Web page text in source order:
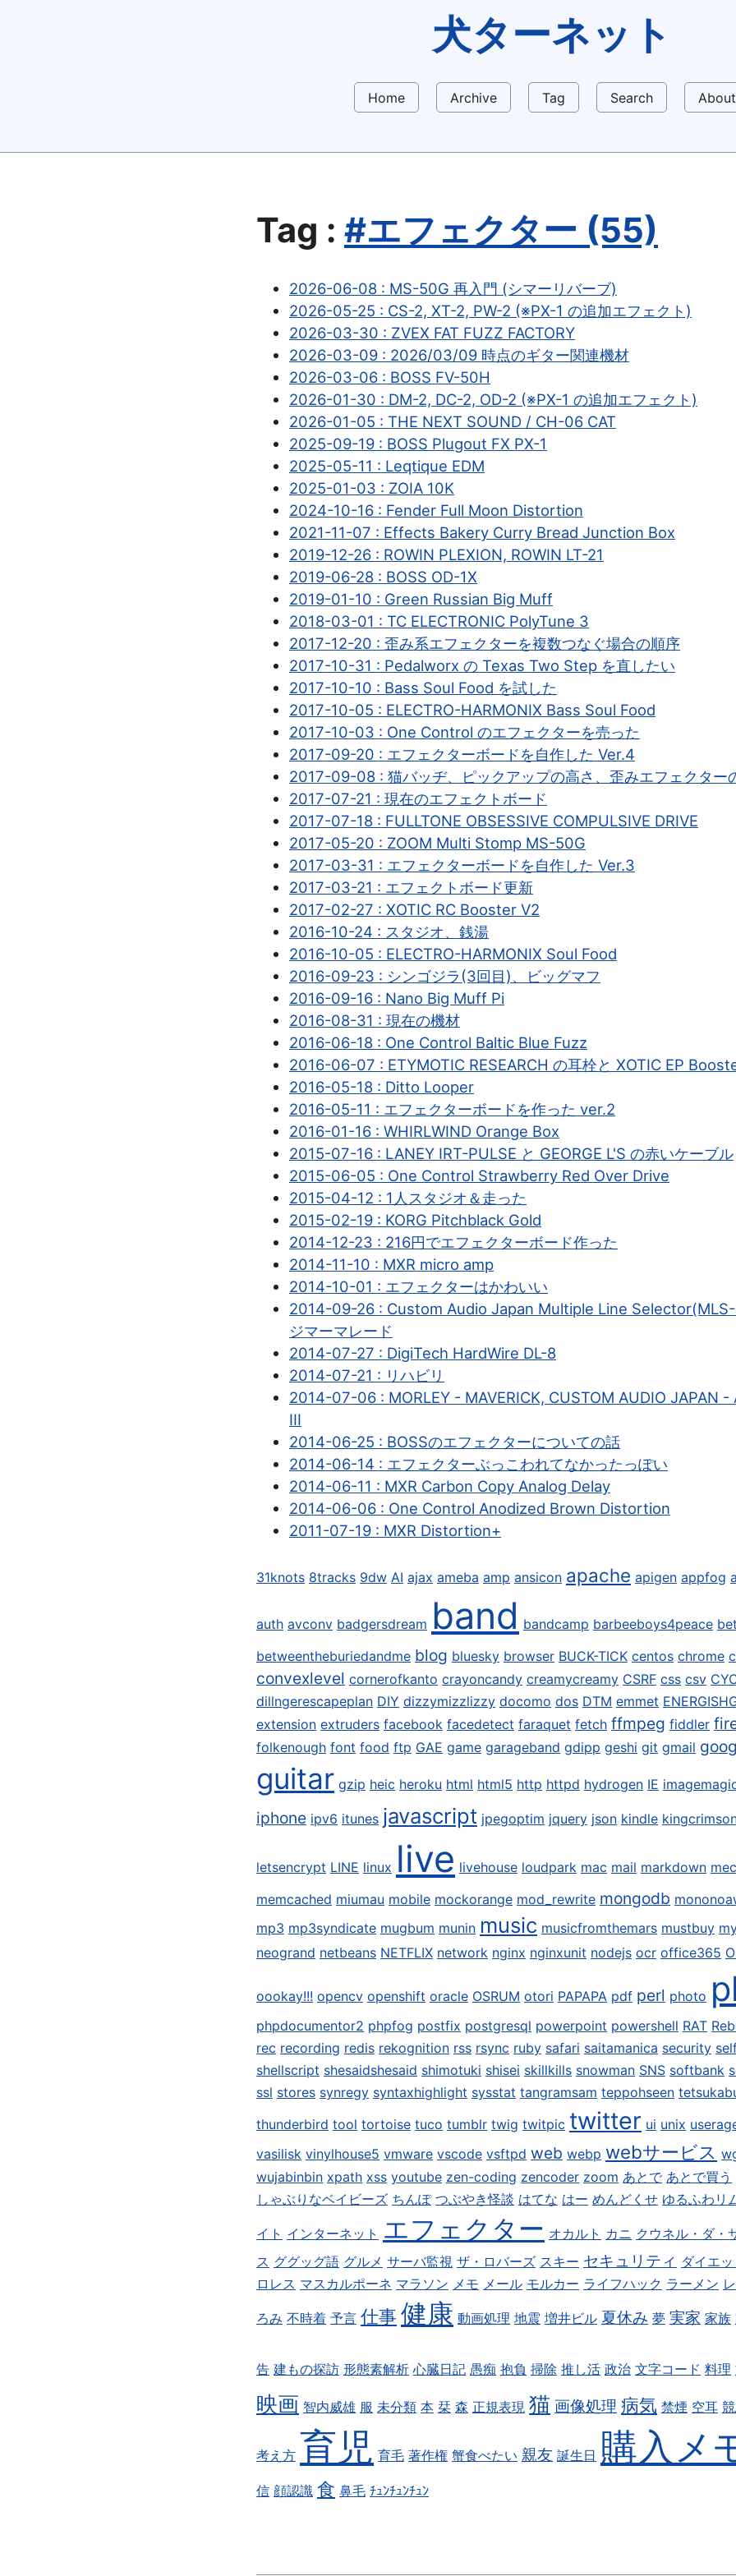
犬ターネット
Home Archive Tag Search About
Tag : #エフェクター (55)
2026-06-08 : MS-50G 再入門 (シマーリバーブ)
2026-05-25 : CS-2, XT-2, PW-2 (※PX-1 の追加エフェクト)
2026-03-30 : ZVEX FAT FUZZ FACTORY
2026-03-09 : 2026/03/09 時点のギター関連機材
2026-03-06 : BOSS FV-50H
2026-01-30 : DM-2, DC-2, OD-2 (※PX-1 の追加エフェクト)
2026-01-05 : THE NEXT SOUND / CH-06 CAT
2025-09-19 : BOSS Plugout FX PX-1
2025-05-11 : Leqtique EDM
2025-01-03 : ZOIA 10K
2024-10-16 : Fender Full Moon Distortion
2021-11-07 : Effects Bakery Curry Bread Junction Box
2019-12-26 : ROWIN PLEXION, ROWIN LT-21
2019-06-28 : BOSS OD-1X
2019-01-10 : Green Russian Big Muff
2018-03-01 : TC ELECTRONIC PolyTune 3
2017-12-20 : 歪み系エフェクターを複数つなぐ場合の順序
2017-10-31 : Pedalworx の Texas Two Step を直したい
2017-10-10 : Bass Soul Food を試した
2017-10-05 : ELECTRO-HARMONIX Bass Soul Food
2017-10-03 : One Control のエフェクターを売った
2017-09-20 : エフェクターボードを自作した Ver.4
2017-09-08 : 猫バッヂ、ピックアップの高さ、歪みエフェクター
2017-07-21 : 現在のエフェクトボード
2017-07-18 : FULLTONE OBSESSIVE COMPULSIVE DRIVE
2017-05-20 : ZOOM Multi Stomp MS-50G
2017-03-31 : エフェクターボードを自作した Ver.3
2017-03-21 : エフェクトボード更新
2017-02-27 : XOTIC RC Booster V2
2016-10-24 : スタジオ、銭湯
2016-10-05 : ELECTRO-HARMONIX Soul Food
2016-09-23 : シンゴジラ(3回目)、ビッグマフ
2016-09-16 : Nano Big Muff Pi
2016-08-31 : 現在の機材
2016-06-18 : One Control Baltic Blue Fuzz
2016-06-07 : ETYMOTIC RESEARCH の耳栓と XOTIC EP
2016-05-18 : Ditto Looper
2016-05-11 : エフェクターボードを作った ver.2
2016-01-16 : WHIRLWIND Orange Box
2015-07-16 : LANEY IRT-PULSE と GEORGE L'S の赤いケーブル
2015-06-05 : One Control Strawberry Red Over Drive
2015-04-12 : 1人スタジオ＆走った
2015-02-19 : KORG Pitchblack Gold
2014-12-23 : 216円でエフェクターボード作った
2014-11-10 : MXR micro amp
2014-10-01 : エフェクターはかわいい
2014-09-26 : Custom Audio Japan Multiple Line Selector(MLS-
ジマーマレード
2014-07-27 : DigiTech HardWire DL-8
2014-07-21 : リハビリ
2014-07-06 : MORLEY - MAVERICK, CUSTOM AUDIO JAPAN -
III
2014-06-25 : BOSSのエフェクターについての話
2014-06-14 : エフェクターぶっこわれてなかったっぽい
2014-06-11 : MXR Carbon Copy Analog Delay
2014-06-06 : One Control Anodized Brown Distortion
2011-07-19 : MXR Distortion+
31knots 8tracks 9dw AI ajax ameba amp ansicon apache apigen appfog
auth avconv badgersdream band bandcamp barbeeboys4peace
betweentheburiedandme blog bluesky browser BUCK-TICK centos chrome
convexlevel cornerofkanto crayoncandy creamycreamy CSRF css csv
dillngerescapeplan DIY dizzymizzlizzy docomo dos DTM emmet
extension extruders facebook facedetect faraquet fetch ffmpeg fiddler
folkenough font food ftp GAE game garageband gdipp geshi git gmail
guitar gzip heic heroku html html5 http httpd hydrogen IE
iphone ipv6 itunes javascript jpegoptim jquery json kindle
letsencrypt LINE linux live livehouse loudpark mac mail markdown
memcached miumau mobile mockorange mod_rewrite mongodb
mp3 mp3syndicate mugbum munin music musicfromthemars mustbuy
neogrand netbeans NETFLIX network nginx nginxunit nodejs ocr office365
oookay!!! opencv openshift oracle OSRUM otori PAPAPA pdf perl photo
phpdocumentor2 phpfog postfix postgresql powerpoint powershell RAT
rec recording redis rekognition rss rsync ruby safari saitamanica security
shellscript shesaidshesaid shimotuki shisei skillkills snowman SNS softbank
ssl stores synregy syntaxhighlight sysstat tangramsam teppohseen
thunderbird tool tortoise tuco tumblr twig twitpic twitter ui unix
vasilisk vinylhouse5 vmware vscode vsftpd web webp webサービス
wujabinbin xpath xss youtube zen-coding zencoder zoom あとで あとで買う
しゃぶりなベイビーズ ちんぽ つぶやき怪談 はてな はー めんどくせ ゆるふわリ
イト インターネット エフェクター オカルト カニ クウネル・ダ・
ス ググッグ語 グルメ サーバ監視 ザ・ロバーズ スキー セキュリティ ダイエッ
ロレス マスカルポーネ マラソン メモ メール モルカー ライフハック ラーメン
ろみ 不時着 予言 仕事 健康 動画処理 地震 増井ビル 夏休み 夢 実家 家族
告 建もの探訪 形態素解析 心臓日記 愚痴 抱負 掃除 推し活 政治 文字コード 料理
映画 智内威雄 服 未分類 本 栞 森 正規表現 猫 画像処理 病気 禁煙 空耳
考え方 育児 育毛 著作権 蟹食べたい 親友 誕生日 購入メ
信 顔認識 食 鼻毛 ﾁｭﾝﾁｭﾝﾁｭﾝ